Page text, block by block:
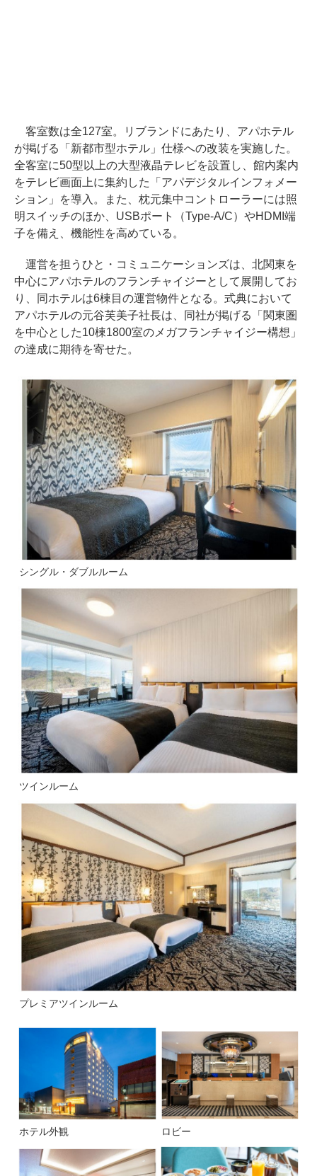
客室数は全127室。リブランドにあたり、アパホテル
が掲げる「新都市型ホテル」仕様への改装を実施した。
全客室に50型以上の大型液晶テレビを設置し、館内案内
をテレビ画面上に集約した「アパデジタルインフォメー
ション」を導入。また、枕元集中コントローラーには照
明スイッチのほか、USBポート（Type-A/C）やHDMI端
子を備え、機能性を高めている。
運営を担うひと・コミュニケーションズは、北関東を
中心にアパホテルのフランチャイジーとして展開してお
り、同ホテルは6棟目の運営物件となる。式典において
アパホテルの元谷芙美子社長は、同社が掲げる「関東圏
を中心とした10棟1800室のメガフランチャイジー構想」
の達成に期待を寄せた。
シングル・ダブルルーム
ツインルーム
プレミアツインルーム
ホテル外観 ロビー